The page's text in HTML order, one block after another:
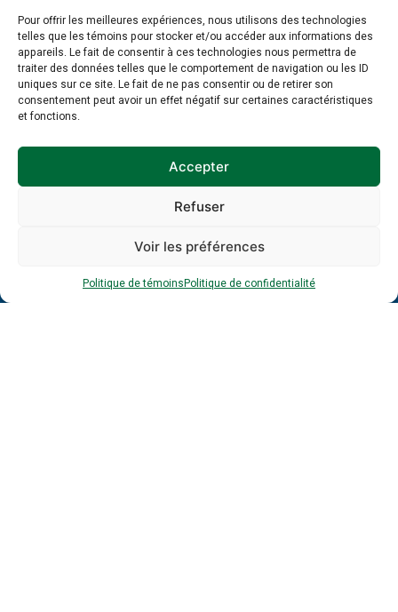
Pour offrir les meilleures expériences, nous utilisons des technologies
telles que les témoins pour stocker et/ou accéder aux informations des
appareils. Le fait de consentir à ces technologies nous permettra de
traiter des données telles que le comportement de navigation ou les ID
uniques sur ce site. Le fait de ne pas consentir ou de retirer son
consentement peut avoir un effet négatif sur certaines caractéristiques
et fonctions.
Accepter
Refuser
Voir les préférences
Politique de témoinsPolitique de confidentialité
Inscription à
l’infolettre
Inscrivez-vous à notre infolettre dès
maintenant :
Prénom